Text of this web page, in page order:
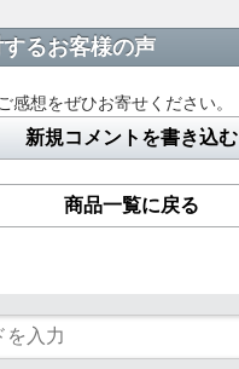
るお客様の声
感想をぜひお寄せください。
新規コメントを書き込む
商品一覧に戻る